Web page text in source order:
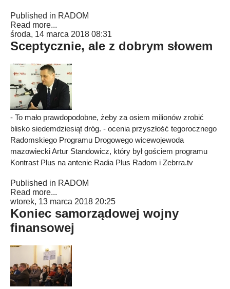
Published in RADOM
Read more...
środa, 14 marca 2018 08:31
Sceptycznie, ale z dobrym słowem
- To mało prawdopodobne, żeby za osiem milionów zrobić
blisko siedemdziesiąt dróg. - ocenia przyszłość tegorocznego
Radomskiego Programu Drogowego wicewojewoda
mazowiecki Artur Standowicz, który był gościem programu
Kontrast Plus na antenie Radia Plus Radom i Zebrra.tv
Published in RADOM
Read more...
wtorek, 13 marca 2018 20:25
Koniec samorządowej wojny
finansowej